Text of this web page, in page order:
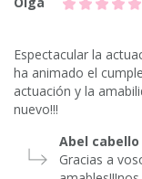
Espectacular la
ha animado el
actuación y la
nuevo!!!
Abel
Gracias a